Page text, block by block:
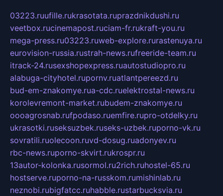
03223.ruufille.rukrasotata.ruprazdnikdushi.ru
veetbox.rucinemapost.ruciam-fr.rukraft-you.ru
mega-press.ru03223.ruweb-explore.rurastenuya.ru
eurovision-russia.rustrah-news.rufreeride-team.ru
itrack-24.rusexshopexpress.ruautostudiopro.ru
alabuga-cityhotel.rupornv.ruatlantpereezd.ru
bud-em-znakomye.rua-cdc.ruelektrostal-news.ru
korolevremont-market.rubudem-znakomye.ru
oooagrosnab.rufpodaso.ruemfire.rupro-otdelky.ru
ukrasotki.ruseksuzbek.ruseks-uzbek.ruporno-vk.ru
sovratili.ruolecoon.ruvd-dosug.ruadonyev.ru
rbc-news.ruporno-skvirt.rukrospr.ru
13autor-kolonka.rusormol.ru2rich.ruhostel-65.ru
hostserve.ruporno-na-russkom.rumishinlab.ru
neznobi.rubigfatcc.ruhabble.rustarbucksvia.ru